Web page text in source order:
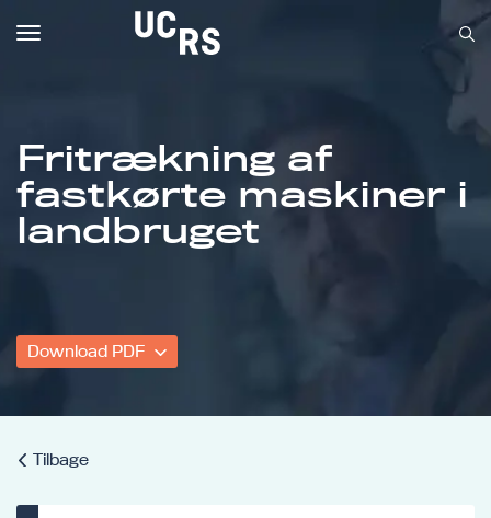
Om UCRS
Bliv faglært
Fritrækning af
fastkørte maskiner i
landbruget
Download PDF
Tilbage